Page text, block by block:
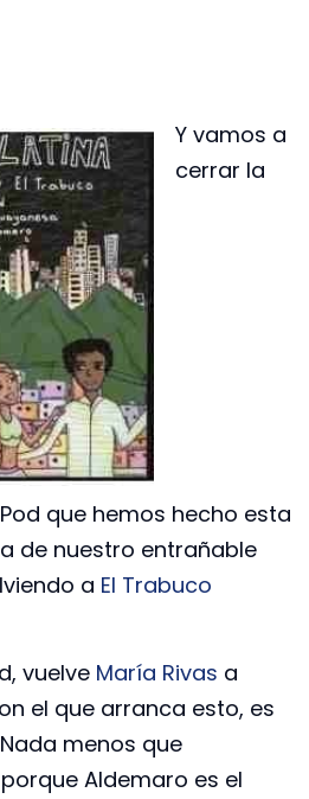
Y vamos a
cerrar la
que hemos hecho esta
de nuestro entrañable
a El Trabuco
vuelve María Rivas a
el que arranca esto, es
menos que
Aldemaro es el